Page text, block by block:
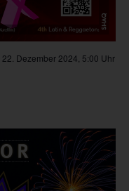
22. Dezember 2024, 5:00 Uhr